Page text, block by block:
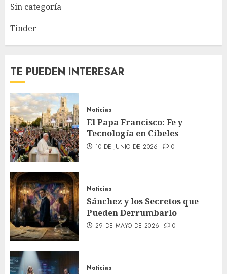
Sin categoría
Tinder
TE PUEDEN INTERESAR
Noticias
El Papa Francisco: Fe y
Tecnología en Cibeles
10 DE JUNIO DE 2026 0
Noticias
Sánchez y los Secretos que
Pueden Derrumbarlo
29 DE MAYO DE 2026 0
Noticias